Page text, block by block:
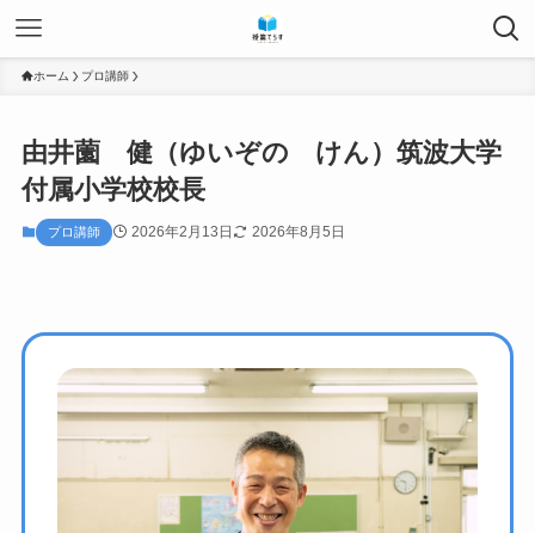
ホーム プロ講師
由井薗 健（ゆいぞの けん）筑波大学
付属小学校校長
プロ講師 2026年2月13日 2026年8月5日